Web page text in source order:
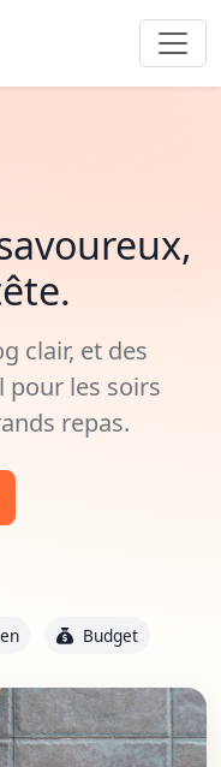
clair, et des
pour les soirs
repas.
Budget